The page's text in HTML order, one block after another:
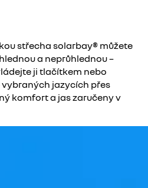
střecha solarbay®​ můžete
a neprůhlednou –
ji tlačítkem nebo
jazycích přes
komfort a jas zaručeny v